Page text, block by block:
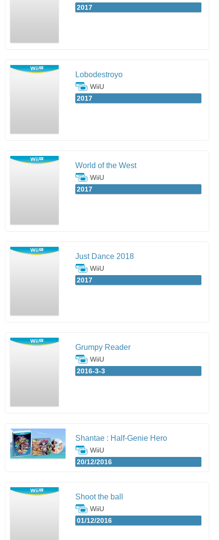
2017
Lobodestroyo
WiiU
2017
World of the West
WiiU
2017
Just Dance 2018
WiiU
2017
Grumpy Reader
WiiU
2016-3-3
Shantae : Half-Genie Hero
WiiU
20/12/2016
Shoot the ball
WiiU
01/12/2016